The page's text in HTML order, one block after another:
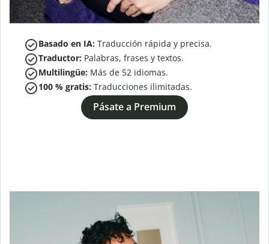
Basado en IA: Traducción rápida y precisa.
Traductor: Palabras, frases y textos.
Multilingüe: Más de 52 idiomas.
100 % gratis: Traducciones ilimitadas.
Pásate a Premium